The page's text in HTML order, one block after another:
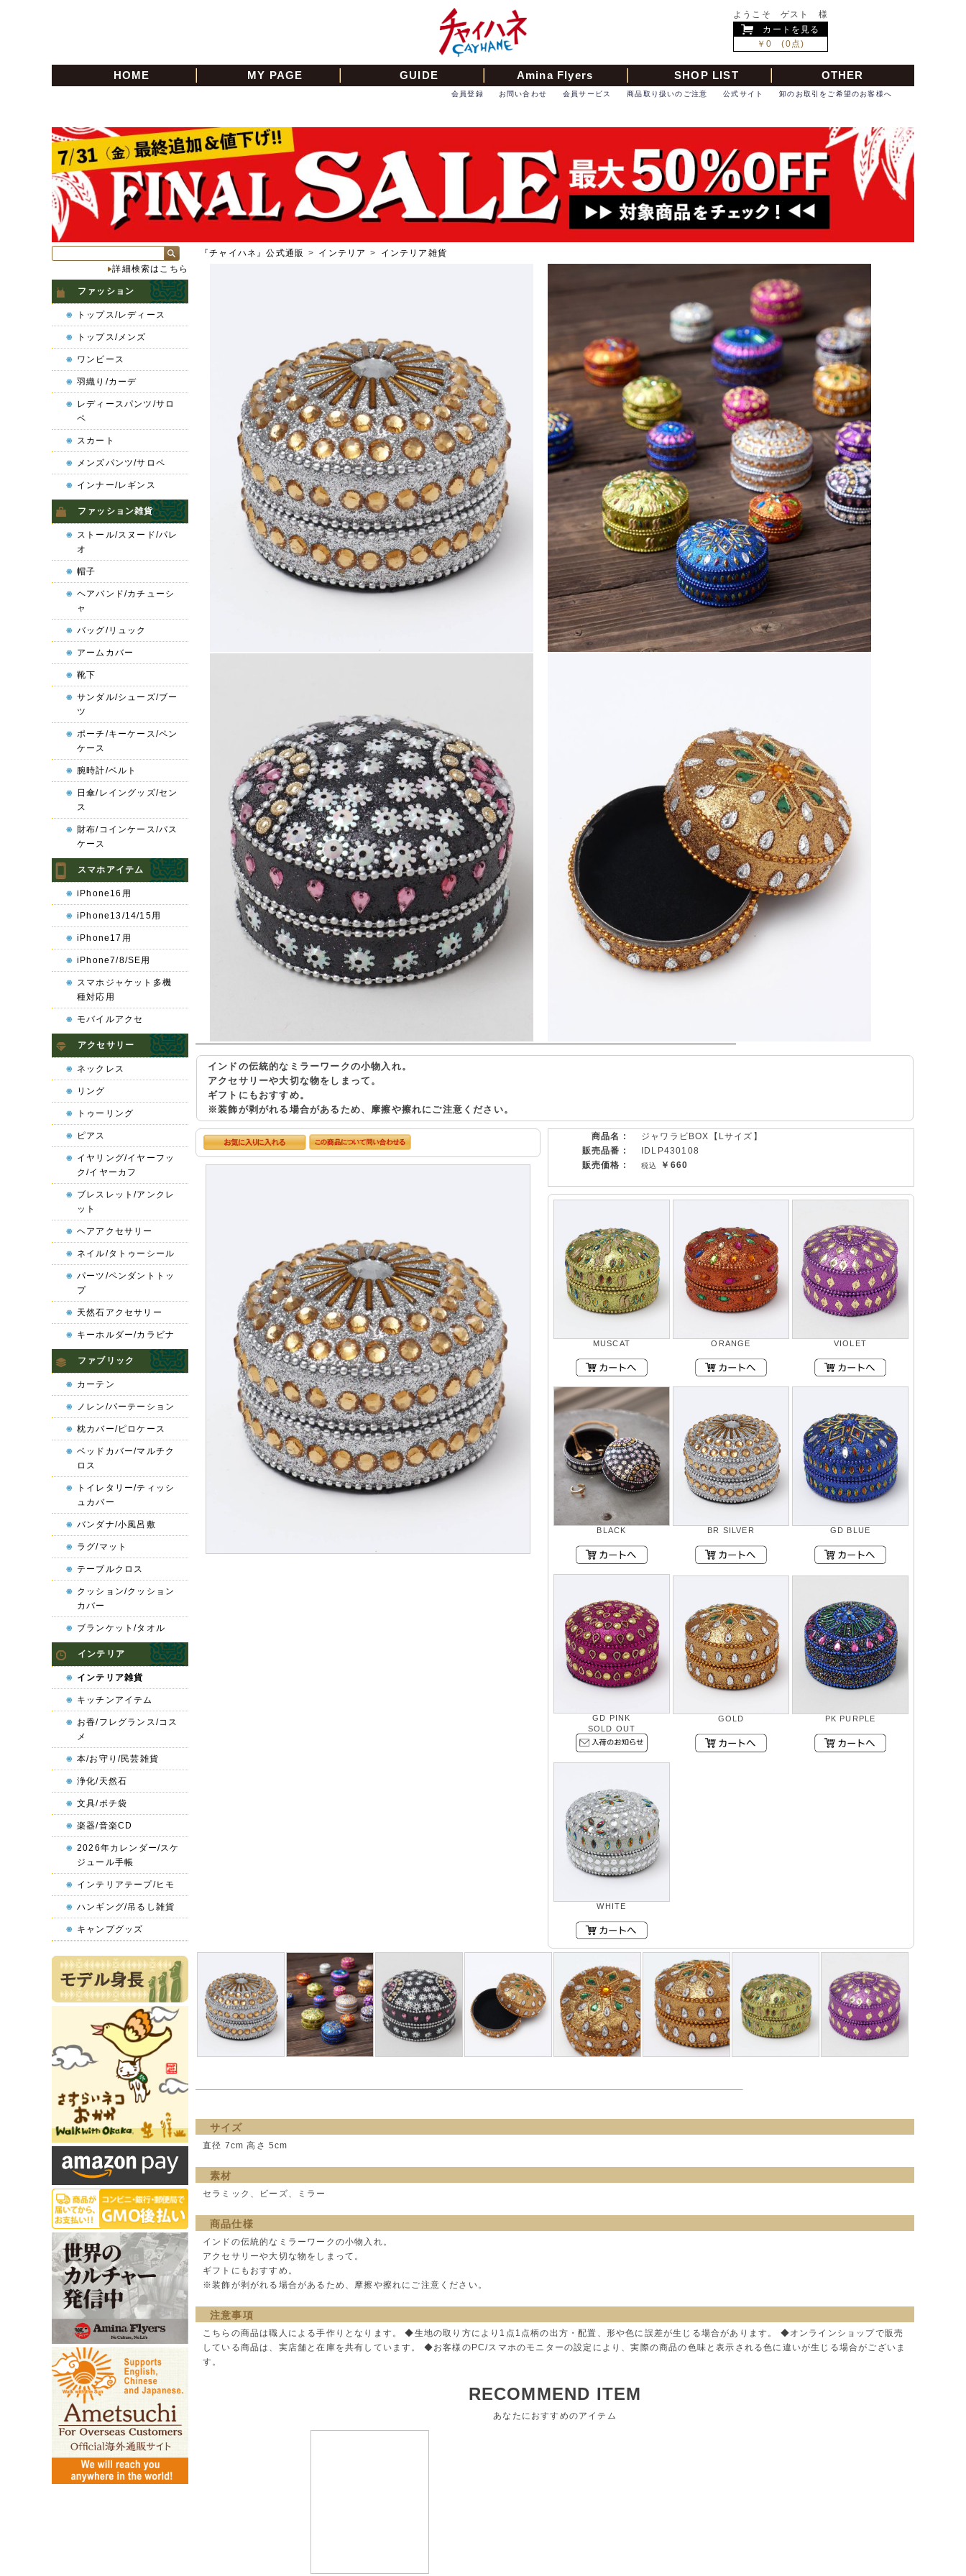
ようこそ ゲスト 様
カートを見る
￥0 (0点)
HOME MY PAGE GUIDE Amina Flyers SHOP LIST OTHER
卸のお取引をご希望のお客様へ
公式サイト
商品取り扱いのご注意
会員サービス
お問い合わせ
会員登録
『チャイハネ』公式通販 > インテリア > インテリア雑貨
インドの伝統的なミラーワークの小物入れ。
アクセサリーや大切な物をしまって。
ギフトにもおすすめ。
※装飾が剥がれる場合があるため、摩擦や擦れにご注意ください。
商品名 :
ジャワラビBOX【Lサイズ】
販売品番 :
IDLP430108
販売価格 :
￥660
MUSCAT ORANGE VIOLET
BLACK BR SILVER GD BLUE
GD PINK
SOLD OUT
GOLD PK PURPLE
WHITE
サイズ
直径 7cm 高さ 5cm
素材
セラミック、ビーズ、ミラー
商品仕様
インドの伝統的なミラーワークの小物入れ。
アクセサリーや大切な物をしまって。
ギフトにもおすすめ。
※装飾が剥がれる場合があるため、摩擦や擦れにご注意ください。
注意事項
こちらの商品は職人による手作りとなります。 ◆生地の取り方により1点1点柄の出方・配置、形や色に誤差が生じる場合があります。 ◆オンラインショップで販売
している商品は、実店舗と在庫を共有しています。 ◆お客様のPC/スマホのモニターの設定により、実際の商品の色味と表示される色に違いが生じる場合がございま
す。
RECOMMEND ITEM
あなたにおすすめのアイテム
詳細検索はこちら
ファッション
トップス/レディース
トップス/メンズ
ワンピース
羽織り/カーデ
レディースパンツ/サロ
ペ
スカート
メンズパンツ/サロペ
インナー/レギンス
ファッション雑貨
ストール/スヌード/パレ
オ
帽子
ヘアバンド/カチューシ
ャ
バッグ/リュック
アームカバー
靴下
サンダル/シューズ/ブー
ツ
ポーチ/キーケース/ペン
ケース
腕時計/ベルト
日傘/レイングッズ/セン
ス
財布/コインケース/パス
ケース
スマホアイテム
iPhone16用
iPhone13/14/15用
iPhone17用
iPhone7/8/SE用
スマホジャケット多機
種対応用
モバイルアクセ
アクセサリー
ネックレス
リング
トゥーリング
ピアス
イヤリング/イヤーフッ
ク/イヤーカフ
ブレスレット/アンクレ
ット
ヘアアクセサリー
ネイル/タトゥーシール
パーツ/ペンダントトッ
プ
天然石アクセサリー
キーホルダー/カラビナ
ファブリック
カーテン
ノレン/パーテーション
枕カバー/ピロケース
ベッドカバー/マルチク
ロス
トイレタリー/ティッシ
ュカバー
バンダナ/小風呂敷
ラグ/マット
テーブルクロス
クッション/クッション
カバー
ブランケット/タオル
インテリア
インテリア雑貨
キッチンアイテム
お香/フレグランス/コス
メ
本/お守り/民芸雑貨
浄化/天然石
文具/ポチ袋
楽器/音楽CD
2026年カレンダー/スケ
ジュール手帳
インテリアテープ/ヒモ
ハンギング/吊るし雑貨
キャンプグッズ